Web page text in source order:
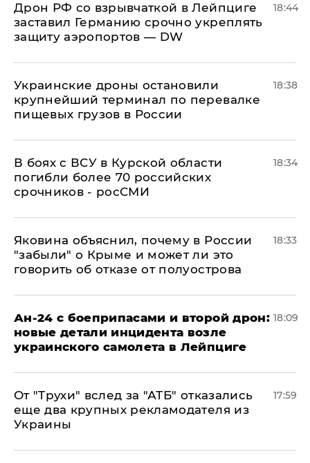
​Дрон РФ со взрывчаткой в Лейпциге
заставил Германию срочно укреплять
защиту аэропортов — DW
18:44
Украинские дроны остановили
крупнейший терминал по перевалке
пищевых грузов в России
18:38
В боях с ВСУ в Курской области
погибли более 70 российских
срочников - росСМИ
18:34
Яковина объяснил, почему в России
"забыли" о Крыме и может ли это
говорить об отказе от полуострова
18:33
Ан-24 с боеприпасами и второй дрон:
новые детали инцидента возле
украинского самолета в Лейпциге
18:09
От "Трухи" вслед за "АТБ" отказались
еще два крупных рекламодателя из
Украины
17:59